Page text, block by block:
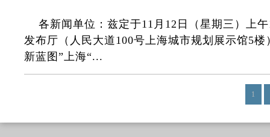
各新闻单位：兹定于11月12日（星期三）上
发布厅（人民大道100号上海城市规划展示馆5
新蓝图”上海“...
1